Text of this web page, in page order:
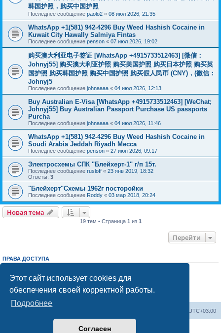
Этот сайт использует cookies для
обеспечения своей корректной работы.
Подробнее
Согласен
韩国护照，购买中国护照
Последнее сообщение paolo2 « 08 июл 2026, 21:35
WhatsApp +1(581) 942-4296 Buy Weed Hashish Cocaine in
Kuwait City Hawally Salmiya Fintas
Последнее сообщение penson « 07 июл 2026, 19:02
购买澳大利亚电子签证 [WhatsApp +4915733512463] [微信：
Johnyj55] 购买澳大利亚护照 购买美国护照 购买日本护照 购买英
国护照 购买韩国护照 购买中国护照 购买假人民币 (CNY)，(微信：
Johnyj5
Последнее сообщение johnaaaa « 04 июл 2026, 12:13
Buy Australian E-Visa [WhatsApp +4915733512463] [WeChat;
Johnyj55] Buy Australian Passport Purchase US passports
Purcha
Последнее сообщение johnaaaa « 04 июл 2026, 11:46
WhatsApp +1(581) 942-4296 Buy Weed Hashish Cocaine in
Soudi Arabia Jeddah Riyadh Mecca
Последнее сообщение penson « 27 июн 2026, 09:17
Электросхемы СПК "Блейхерт-1" г/п 15т.
Последнее сообщение rusloff « 23 янв 2019, 18:32
Ответы: 3
"Блейхерт"Схемы 1962г посторойки
Последнее сообщение Roddy « 03 мар 2018, 20:24
Новая тема
19 тем • Страница 1 из 1
Перейти
ПРАВА ДОСТУПА
Выне можетеотвечать на сообщения
Выне можетередактировать свои сообщения
Выне можетеудалять свои сообщения
добавлять вложения
UTC+03:00
Создано на основеphpBB® Forum Software © phpBB Limited